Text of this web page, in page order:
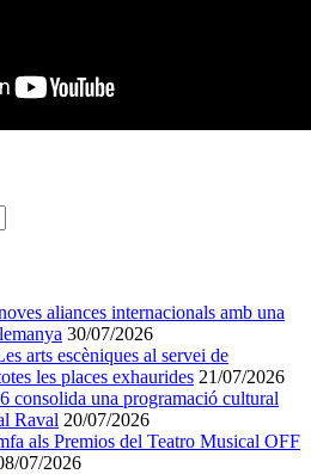
aliances internacionals amb una
30/07/2026
arts escèniques al servei de
les places exhaurides 21/07/2026
consolida una programació cultural
Raval 20/07/2026
als Premios del Teatro Musical OFF
07/2026